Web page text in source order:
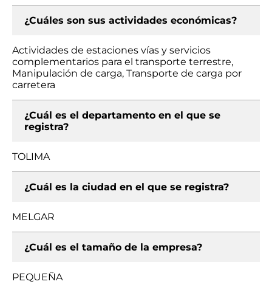
¿Cuáles son sus actividades económicas?
Actividades de estaciones vías y servicios
complementarios para el transporte terrestre,
Manipulación de carga, Transporte de carga por
carretera
¿Cuál es el departamento en el que se
registra?
TOLIMA
¿Cuál es la ciudad en el que se registra?
MELGAR
¿Cuál es el tamaño de la empresa?
PEQUEÑA